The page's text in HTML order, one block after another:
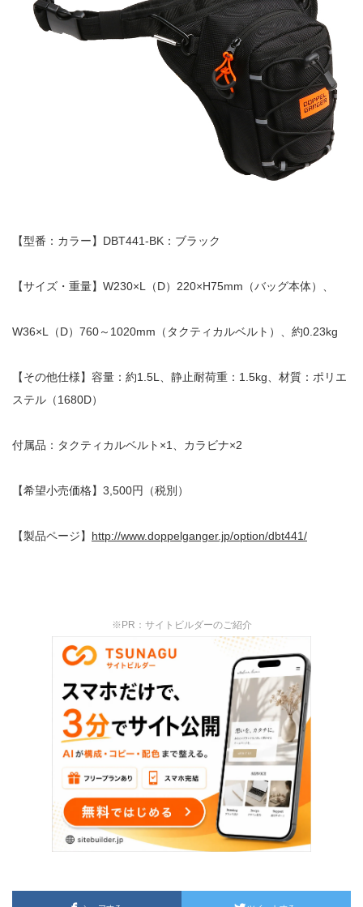
【型番：カラー】DBT441-BK：ブラック
【サイズ・重量】W230×L（D）220×H75mm（バッグ本体）、
W36×L（D）760～1020mm（タクティカルベルト）、約0.23kg
【その他仕様】容量：約1.5L、静止耐荷重：1.5kg、材質：ポリエ
ステル（1680D）
付属品：タクティカルベルト×1、カラビナ×2
【希望小売価格】3,500円（税別）
【製品ページ】 http://www.doppelganger.jp/option/dbt441/
※PR：サイトビルダーのご紹介